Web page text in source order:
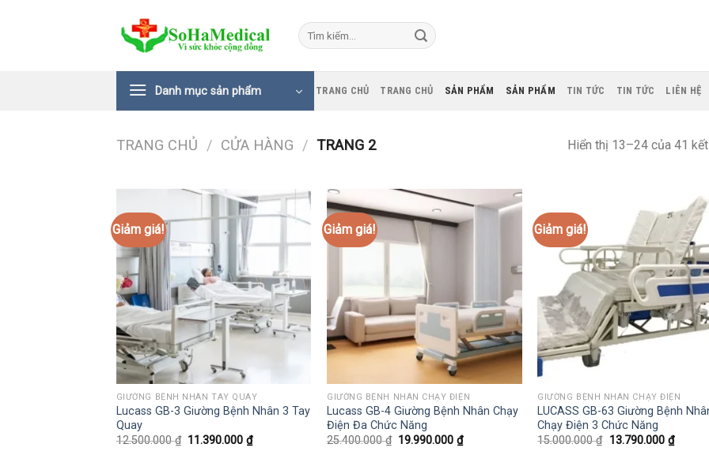
Tìm
kiếm:
Danh mục sản phẩm TRANG CHỦ TRANG CHỦ SẢN PHẨM SẢN PHẨM TIN TỨC TIN TỨC LIÊN HỆ
TRANG CHỦ / CỬA HÀNG / TRANG 2 Hiển thị 13–24 của 41
Giảm giá!
GIƯỜNG BỆNH NHÂN TAY QUAY
Lucass GB-3 Giường Bệnh Nhân 3 Tay
Quay
12.500.000₫ Giá
11.390.000₫Giá
hiện
Giảm giá!
GIƯỜNG BỆNH NHÂN CHẠY ĐIỆN
Lucass GB-4 Giường Bệnh Nhân Chạy
Điện Đa Chức Năng
25.400.000₫ Giá
19.990.000₫Giá
hiện
Giảm giá!
GIƯỜNG BỆNH NHÂN CHẠY ĐIỆN
LUCASS GB-63 Giường Bệnh
Chạy Điện 3 Chức Năng
15.000.000₫ Giá
13.790.000 ₫Giá
hiện